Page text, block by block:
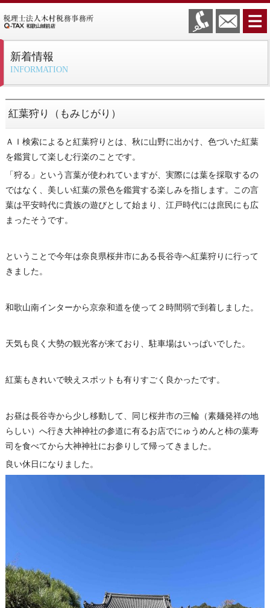
新着情報
INFORMATION
紅葉狩り（もみじがり）
ＡＩ検索によると紅葉狩りとは、秋に山野に出かけ、色づいた紅葉
を鑑賞して楽しむ行楽のことです。
「狩る」という言葉が使われていますが、実際には葉を採取するの
ではなく、美しい紅葉の景色を鑑賞する楽しみを指します。この言
葉は平安時代に貴族の遊びとして始まり、江戸時代には庶民にも広
まったそうです。
ということで今年は奈良県桜井市にある長谷寺へ紅葉狩りに行って
きました。
和歌山南インターから京奈和道を使って２時間弱で到着しました。
天気も良く大勢の観光客が来ており、駐車場はいっぱいでした。
紅葉もきれいで映えスポットも有りすごく良かったです。
お昼は長谷寺から少し移動して、同じ桜井市の三輪（素麺発祥の地
らしい）へ行き大神神社の参道に有るお店でにゅうめんと柿の葉寿
司を食べてから大神神社にお参りして帰ってきました。
良い休日になりました。